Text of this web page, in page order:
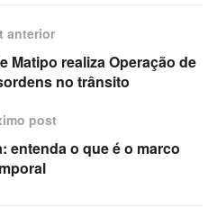
anterior
Matipo realiza Operação de
no trânsito
post
entenda o que é o marco